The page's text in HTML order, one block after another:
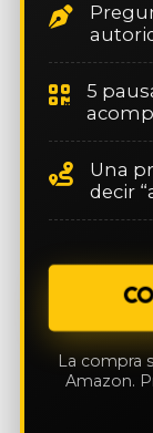
5
Una
decir
La compra
Amazon.